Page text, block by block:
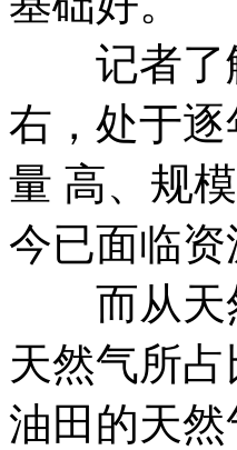
记者了解
右，处于
量 高、规
今已面临
而从天然
天然气所
油田的天